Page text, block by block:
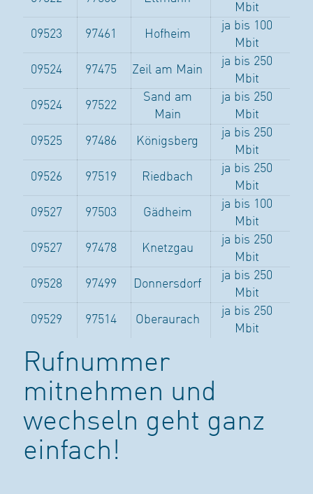
Mbit
09523 97461 Hofheim
ja bis 100
Mbit
09524 97475 Zeil am Main
ja bis 250
Mbit
09524 97522
Sand am
Main
ja bis 250
Mbit
09525 97486 Königsberg
ja bis 250
Mbit
09526 97519 Riedbach
ja bis 250
Mbit
09527 97503 Gädheim
ja bis 100
Mbit
09527 97478 Knetzgau
ja bis 250
Mbit
09528 97499 Donnersdorf
ja bis 250
Mbit
09529 97514 Oberaurach
ja bis 250
Mbit
Rufnummer
mitnehmen und
wechseln geht ganz
einfach!